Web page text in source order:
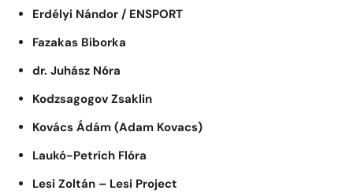
Erdélyi Nándor / ENSPORT
Fazakas Biborka
dr. Juhász Nóra
Kodzsagogov Zsaklin
Kovács Ádám (Adam Kovacs)
Laukó-Petrich Flóra
Lesi Zoltán – Lesi Project